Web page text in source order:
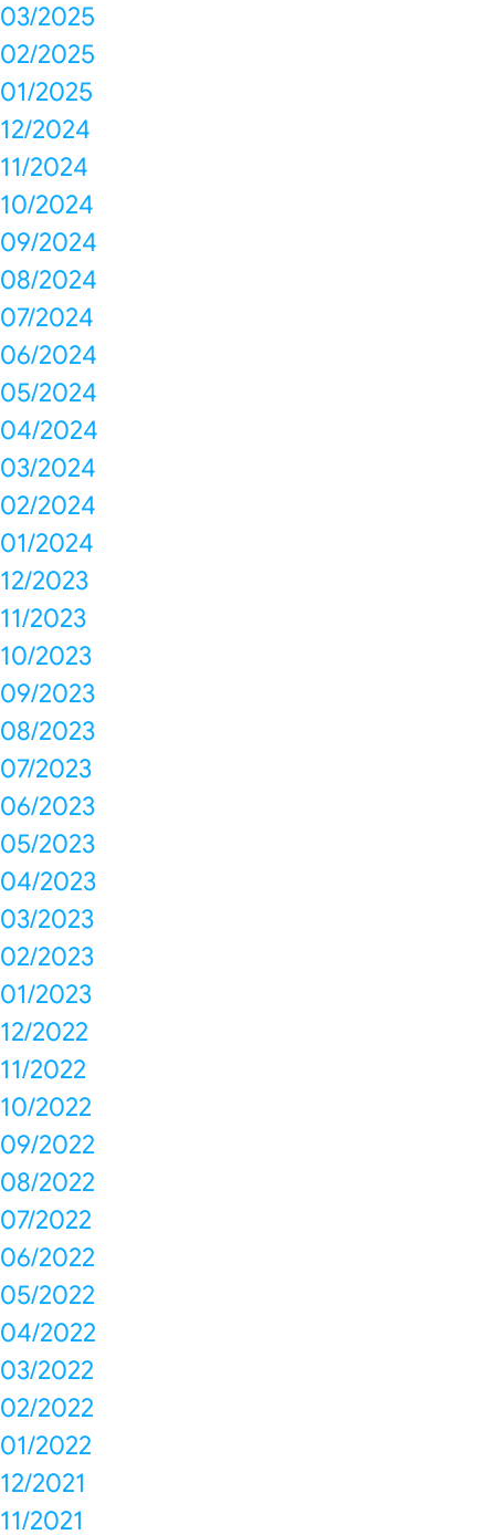
03/2025
02/2025
01/2025
12/2024
11/2024
10/2024
09/2024
08/2024
07/2024
06/2024
05/2024
04/2024
03/2024
02/2024
01/2024
12/2023
11/2023
10/2023
09/2023
08/2023
07/2023
06/2023
05/2023
04/2023
03/2023
02/2023
01/2023
12/2022
11/2022
10/2022
09/2022
08/2022
07/2022
06/2022
05/2022
04/2022
03/2022
02/2022
01/2022
12/2021
11/2021